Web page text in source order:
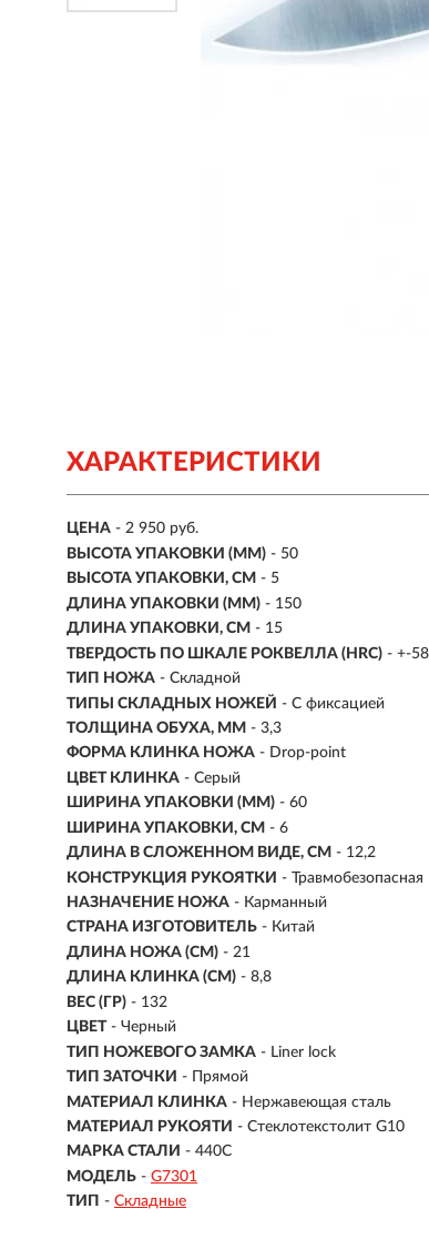
ХАРАКТЕРИСТИКИ
ЦЕНА - 2 950 руб.
ВЫСОТА УПАКОВКИ (ММ) - 50
ВЫСОТА УПАКОВКИ, СМ - 5
ДЛИНА УПАКОВКИ (ММ) - 150
ДЛИНА УПАКОВКИ, СМ - 15
ТВЕРДОСТЬ ПО ШКАЛЕ РОКВЕЛЛА (HRC) - +-
ТИП НОЖА - Складной
ТИПЫ СКЛАДНЫХ НОЖЕЙ - С фиксацией
ТОЛЩИНА ОБУХА, ММ - 3,3
ФОРМА КЛИНКА НОЖА - Drop-point
ЦВЕТ КЛИНКА - Серый
ШИРИНА УПАКОВКИ (ММ) - 60
ШИРИНА УПАКОВКИ, СМ - 6
ДЛИНА В СЛОЖЕННОМ ВИДЕ, СМ - 12,2
КОНСТРУКЦИЯ РУКОЯТКИ - Травмобезопасная
НАЗНАЧЕНИЕ НОЖА - Карманный
СТРАНА ИЗГОТОВИТЕЛЬ - Китай
ДЛИНА НОЖА (СМ) - 21
ДЛИНА КЛИНКА (СМ) - 8,8
ВЕС (ГР) - 132
ЦВЕТ - Черный
ТИП НОЖЕВОГО ЗАМКА - Liner lock
ТИП ЗАТОЧКИ - Прямой
МАТЕРИАЛ КЛИНКА - Нержавеющая сталь
МАТЕРИАЛ РУКОЯТИ - Стеклотекстолит G10
МАРКА СТАЛИ - 440С
МОДЕЛЬ - G7301
ТИП - Складные